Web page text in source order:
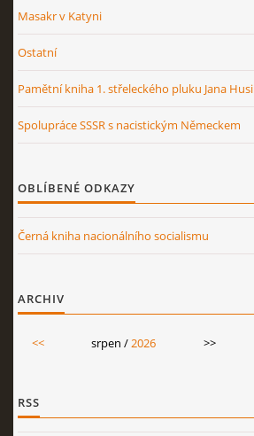
Masakr v Katyni
Ostatní
Pamětní kniha 1. střeleckého pluku Jana Husi
Spolupráce SSSR s nacistickým Německem
OBLÍBENÉ ODKAZY
Černá kniha nacionálního socialismu
ARCHIV
<< srpen /2026 >>
RSS